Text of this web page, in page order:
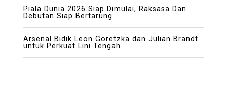
Piala Dunia 2026 Siap Dimulai, Raksasa Dan
Debutan Siap Bertarung
Arsenal Bidik Leon Goretzka dan Julian Brandt
untuk Perkuat Lini Tengah